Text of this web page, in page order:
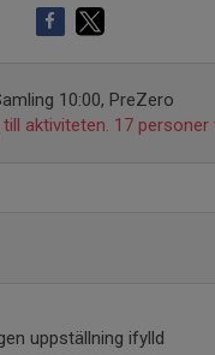
10:00, PreZero
aktiviteten. 17 personer
uppställning ifylld